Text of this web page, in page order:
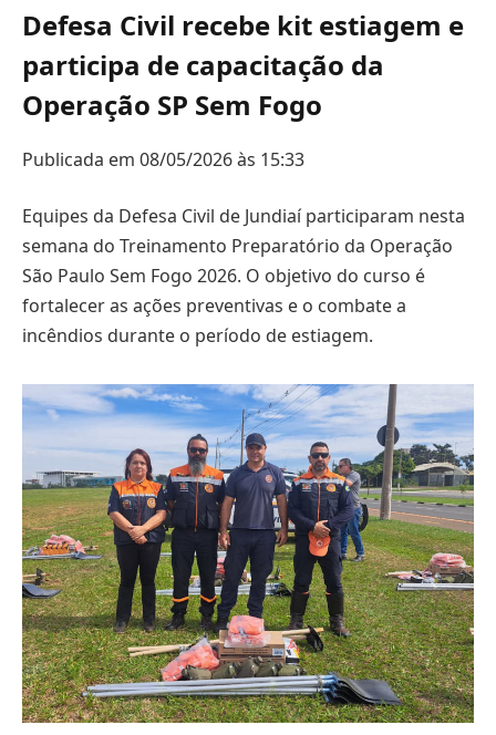
Defesa Civil recebe kit estiagem e
participa de capacitação da
Operação SP Sem Fogo
Publicada em 08/05/2026 às 15:33
Equipes da Defesa Civil de Jundiaí participaram nesta
semana do Treinamento Preparatório da Operação
São Paulo Sem Fogo 2026. O objetivo do curso é
fortalecer as ações preventivas e o combate a
incêndios durante o período de estiagem.